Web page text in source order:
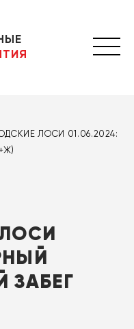
ЛОСИ 01.06.2024:
ЗАБЕГ